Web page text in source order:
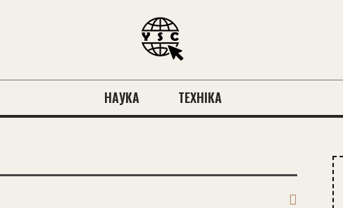
НАУКА ТЕХНІКА